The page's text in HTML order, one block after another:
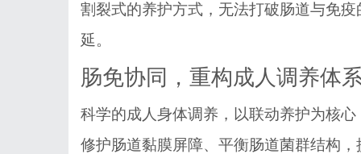
割裂式的养护方式，无法打破肠道与免
延。
肠免协同，重构成人调养体
科学的成人身体调养，以联动养护为核
修护肠道黏膜屏障、平衡肠道菌群结构